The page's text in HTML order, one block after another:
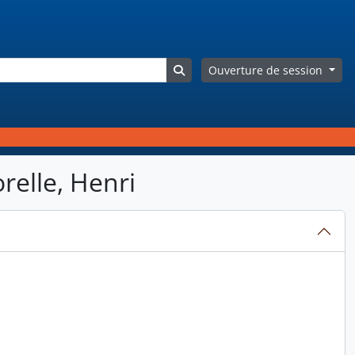
Search in browse page
Ouverture de session
Henri